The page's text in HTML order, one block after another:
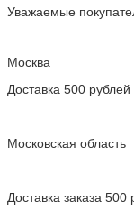
Уважаемые
Москва
Доставка 500 рублей
Московская область
Доставка заказа 500